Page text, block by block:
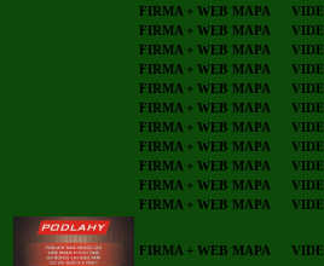
FIRMA + WEB MAPA
FIRMA + WEB MAPA
FIRMA + WEB MAPA
FIRMA + WEB MAPA
FIRMA + WEB MAPA
FIRMA + WEB MAPA
FIRMA + WEB MAPA
FIRMA + WEB MAPA
FIRMA + WEB MAPA
FIRMA + WEB MAPA
FIRMA + WEB MAPA
FIRMA + WEB MAPA